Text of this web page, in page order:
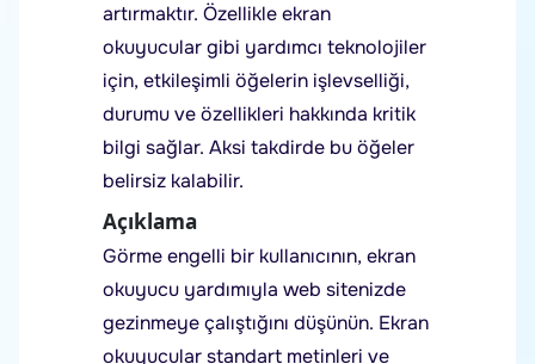
artırmaktır. Özellikle ekran
okuyucular gibi yardımcı teknolojiler
için, etkileşimli öğelerin işlevselliği,
durumu ve özellikleri hakkında kritik
bilgi sağlar. Aksi takdirde bu öğeler
belirsiz kalabilir.
Açıklama
Görme engelli bir kullanıcının, ekran
okuyucu yardımıyla web sitenizde
gezinmeye çalıştığını düşünün. Ekran
okuyucular standart metinleri ve